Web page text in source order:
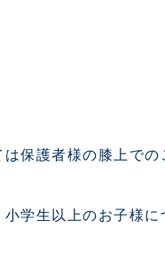
は保護者様の膝上で
小学生以上のお子様